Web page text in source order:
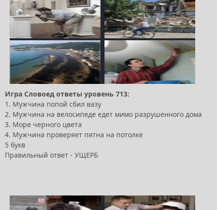
Игра Словоед ответы уровень 713:
1. Мужчина попой сбил вазу
2. Мужчина на велосипеде едет мимо разрушенного дома
3. Море черного цвета
4. Мужчина проверяет пятна на потолке
5 букв
Правильный ответ - УЩЕРБ